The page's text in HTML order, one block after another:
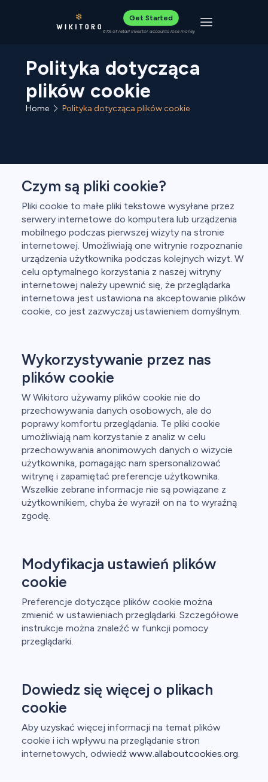
Get Started
61% of retail investor accounts lose money Toggle
Polityka dotycząca
plików cookie
Home Polityka dotycząca plików cookie
Czym są pliki cookie?
Pliki cookie to małe pliki tekstowe wysyłane przez
serwery internetowe do komputera lub urządzenia
mobilnego podczas pierwszej wizyty na stronie
internetowej. Umożliwiają one witrynie rozpoznanie
urządzenia użytkownika podczas kolejnych wizyt. W
celu optymalnego korzystania z naszej witryny
internetowej należy upewnić się, że przeglądarka
internetowa jest ustawiona na akceptowanie plików
cookie, co jest zazwyczaj ustawieniem domyślnym.
Wykorzystywanie przez nas
plików cookie
W Wikitoro używamy plików cookie nie do
przechowywania danych osobowych, ale do
poprawy komfortu przeglądania. Te pliki cookie
umożliwiają nam korzystanie z analiz w celu
przechowywania anonimowych danych o wizycie
użytkownika, pomagając nam spersonalizować
witrynę i zapamiętać preferencje użytkownika.
Wszelkie zebrane informacje nie są powiązane z
użytkownikiem, chyba że wyraził on na to wyraźną
zgodę.
Modyfikacja ustawień plików
cookie
Preferencje dotyczące plików cookie można
zmienić w ustawieniach przeglądarki. Szczegółowe
instrukcje można znaleźć w funkcji pomocy
przeglądarki.
Dowiedz się więcej o plikach
cookie
Aby uzyskać więcej informacji na temat plików
cookie i ich wpływu na przeglądanie stron
internetowych, odwiedź www.allaboutcookies.org.